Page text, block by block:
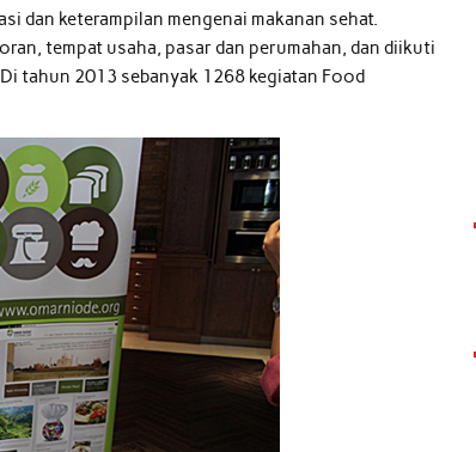
dan keterampilan mengenai makanan sehat.
tempat usaha, pasar dan perumahan, dan diikuti
tahun 2013 sebanyak 1268 kegiatan Food